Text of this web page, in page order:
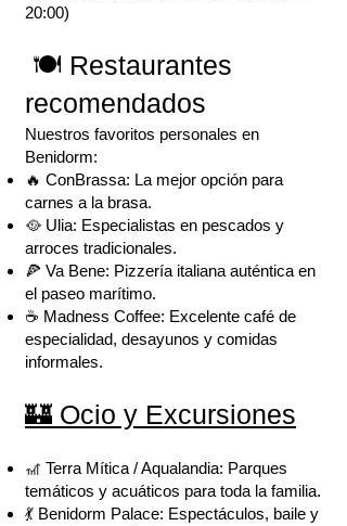
20:00)
🍽️ Restaurantes
recomendados
Nuestros favoritos personales en
Benidorm:
🔥 ConBrassa: La mejor opción para
carnes a la brasa.
🥘 Ulia: Especialistas en pescados y
arroces tradicionales.
🍕 Va Bene: Pizzería italiana auténtica en
el paseo marítimo.
☕ Madness Coffee: Excelente café de
especialidad, desayunos y comidas
informales.
🏰 Ocio y Excursiones
🎢 Terra Mítica / Aqualandia: Parques
temáticos y acuáticos para toda la familia.
💃 Benidorm Palace: Espectáculos, baile y